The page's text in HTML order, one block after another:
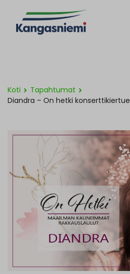
Koti
Tapahtumat
Diandra – On hetki konserttikiertue